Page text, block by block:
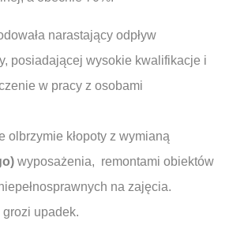
narastający odpływ
posiadającej wysokie kwalifikacje i
w pracy z osobami
olbrzymie kłopoty z wymianą
wyposażenia, remontami obiektów
na zajęcia.
upadek.